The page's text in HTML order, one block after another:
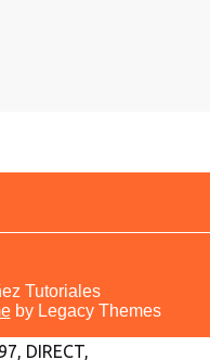
Tutoriales
by Legacy Themes
DIRECT,